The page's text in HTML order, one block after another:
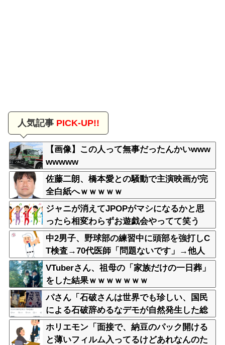
人気記事PICK-UP!!
【画像】この人って無事だったんかいwww
wwwww
佐藤二朗、橋本愛との騒動で主演映画が完
全白紙へｗｗｗｗｗ
ジャニが消えてJPOPがマシになるかと思
ったら相変わらずお遊戯会やってて笑う
中2男子、野球部の練習中に頭部を強打しC
T検査→70代医師「問題ないです」→他人
のCT画像で中学生死亡
VTuberさん、祖母の「家族だけの一日葬」
をした結果ｗｗｗｗｗｗｗ
パさん「石破さんは世界でも珍しい、国民
による石破辞めるなデモが自然発生した総
理大臣です」
ホリエモン「面接で、納豆のパック開ける
と薄いフィルム入ってるけどあれなんのた